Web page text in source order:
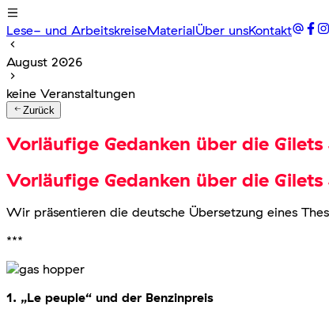
Lese- und ArbeitskreiseMaterialÜber unsKontakt
August 2026
keine Veranstaltungen
Zurück
Vorläufige Gedanken über die Gilets
Vorläufige Gedanken über die Gilets
Wir präsentieren die deutsche Übersetzung eines
***
1. „Le peuple“ und der Benzinpreis